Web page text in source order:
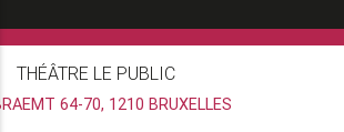
THÉÂTRE LE PUBLIC
64-70, 1210 BRUXELLES